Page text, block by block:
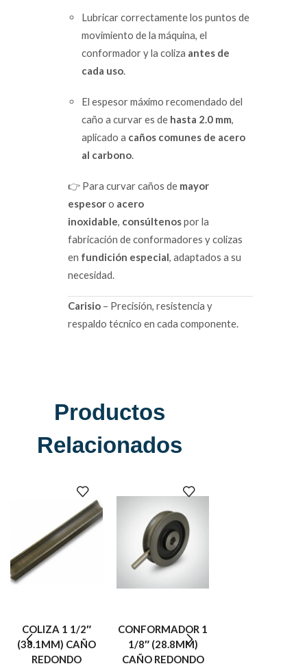
Lubricar correctamente los puntos de
movimiento de la máquina, el
conformador y la coliza antes de
cada uso.
El espesor máximo recomendado del
caño a curvar es de hasta 2.0 mm,
aplicado a caños comunes de acero
al carbono.
👉 Para curvar caños de mayor
espesoro acero
inoxidable consúltenospor la
fabricación de conformadores y colizas
en fundición especial , adaptados a su
necesidad.
Carisio – Precisión, resistencia y
respaldo técnico en cada componente.
Productos
Relacionados
COLIZA 1 1/2″
(38.1MM) CAÑO
REDONDO
CONFORMADOR 1
1/8″ (28.8MM)
CAÑO REDONDO